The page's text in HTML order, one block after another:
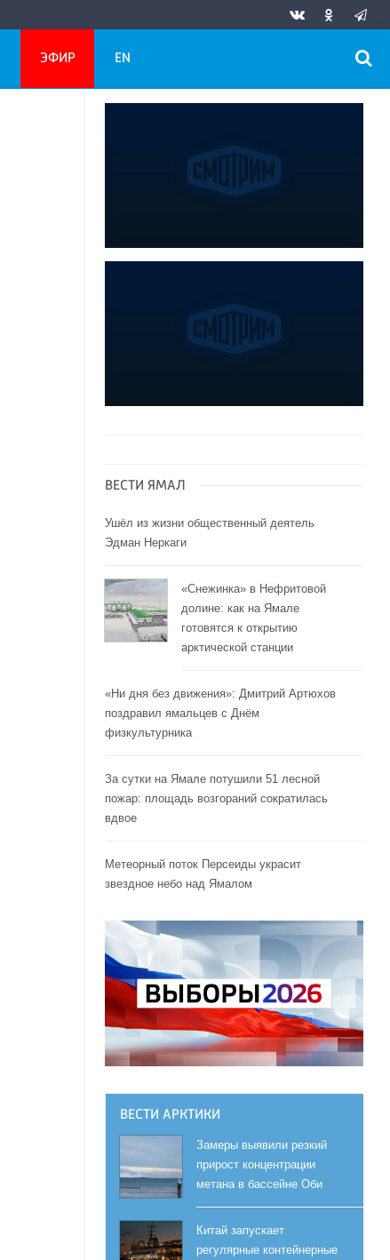
ЭФИР EN
ВЕСТИ ЯМАЛ
Ушёл из жизни общественный деятель
Эдман Неркаги
«Снежинка» в Нефритовой
долине: как на Ямале
готовятся к открытию
арктической станции
«Ни дня без движения»: Дмитрий Артюхов
поздравил ямальцев с Днём
физкультурника
За сутки на Ямале потушили 51 лесной
пожар: площадь возгораний сократилась
вдвое
Метеорный поток Персеиды украсит
звездное небо над Ямалом
ВЕСТИ АРКТИКИ
Замеры выявили резкий
прирост концентрации
метана в бассейне Оби
Китай запускает
регулярные контейнерные